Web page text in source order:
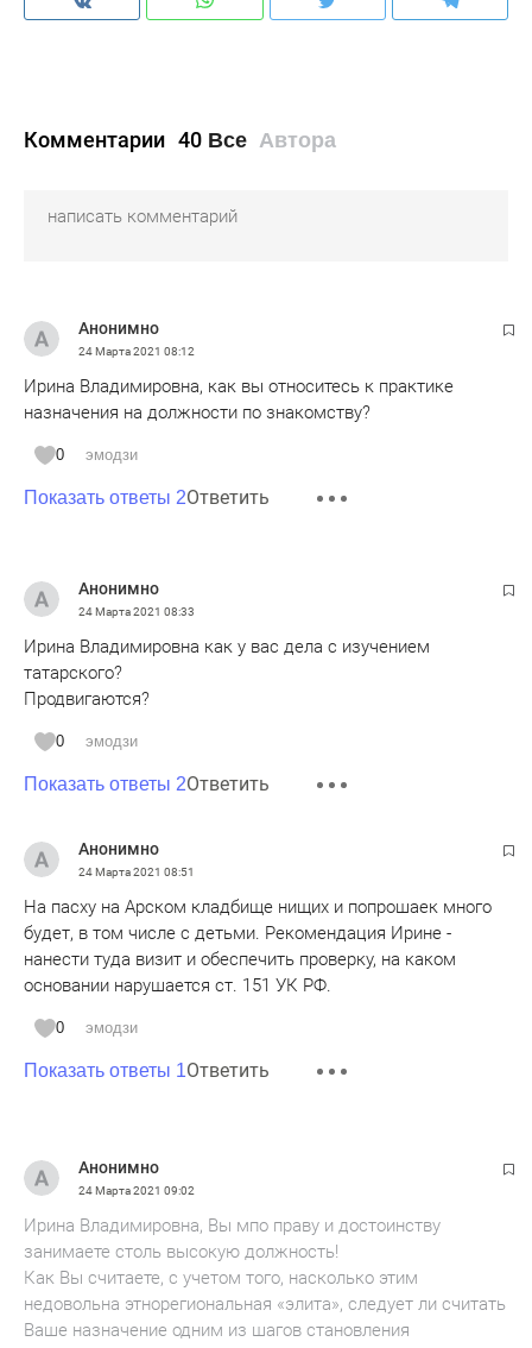
Комментарии 40 Все Автора
Анонимно
24 Марта 2021 08:12
Ирина Владимировна, как вы относитесь к практике
назначения на должности по знакомству?
0 эмодзи
Показать ответы 2Ответить
Анонимно
24 Марта 2021 08:33
Ирина Владимировна как у вас дела с изучением
татарского?
Продвигаются?
0 эмодзи
Показать ответы 2Ответить
Анонимно
24 Марта 2021 08:51
На пасху на Арском кладбище нищих и попрошаек много
будет, в том числе с детьми. Рекомендация Ирине -
нанести туда визит и обеспечить проверку, на каком
основании нарушается ст. 151 УК РФ.
0 эмодзи
Показать ответы 1Ответить
Анонимно
24 Марта 2021 09:02
Ирина Владимировна, Вы мпо праву и достоинству
занимаете столь высокую должность!
Как Вы считаете, с учетом того, насколько этим
недовольна этнорегиональная «элита», следует ли считать
Ваше назначение одним из шагов становления